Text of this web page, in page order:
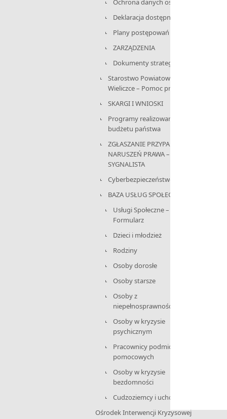
Ochrona danych osobowych
Deklaracja dostępności
Plany postępowań
ZARZĄDZENIA
Dokumenty strategiczne
Starostwo Powiatowe w
Wieliczce – Pomoc prawnika
SKARGI I WNIOSKI
Programy realizowane z
budżetu państwa
ZGŁASZANIE PRZYPADKÓW
NARUSZEŃ PRAWA –
SYGNALISTA
Cyberbezpieczeństwo
BAZA USŁUG SPOŁECZNYCH
Usługi Społeczne –
Formularz
Dzieci i młodzież
Rodziny
Osoby dorosłe
Osoby starsze
Osoby z
niepełnosprawnościami
Osoby w kryzysie
psychicznym
Pracownicy podmiotów
pomocowych
Osoby w kryzysie
bezdomności
Cudzoziemcy i uchodźcy
Ośrodek Interwencji Kryzysowej